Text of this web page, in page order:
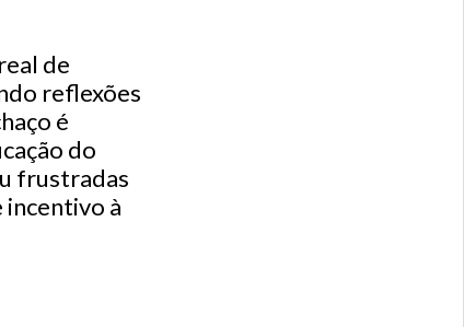
de
reflexões
é
do
frustradas
à